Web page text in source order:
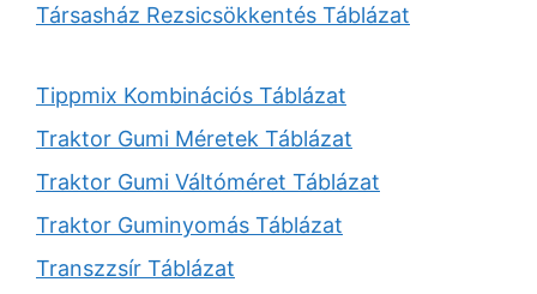
Társasház Rezsicsökkentés Táblázat
Tippmix Kombinációs Táblázat
Traktor Gumi Méretek Táblázat
Traktor Gumi Váltóméret Táblázat
Traktor Guminyomás Táblázat
Transzzsír Táblázat